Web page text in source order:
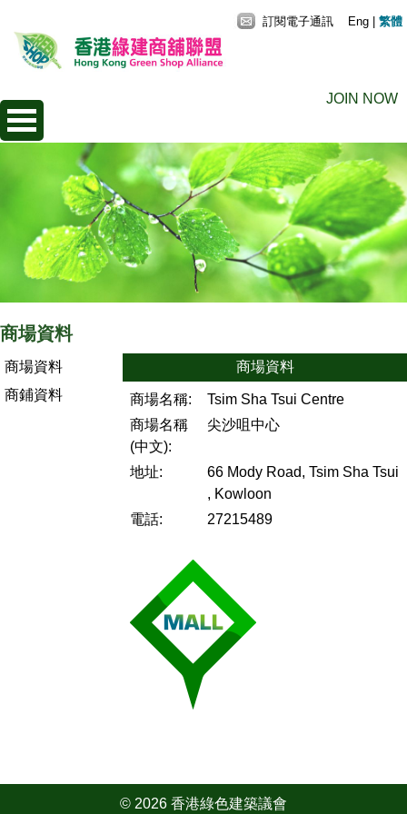
JOIN NOW
訂閱電子通訊 Eng 繁體
商場資料
商場資料
商鋪資料
商場資料
商場名稱:
Tsim Sha Tsui Centre
商場名稱
(中文):
尖沙咀中心
地址:
66 Mody Road, Tsim Sha Tsui
, Kowloon
電話:
27215489
© 2026 香港綠色建築議會